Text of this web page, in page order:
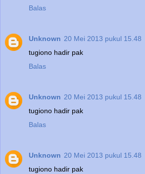
Balas
Unknown 20 Mei 2013 pukul 15.48
tugiono hadir pak
Balas
Unknown 20 Mei 2013 pukul 15.48
tugiono hadir pak
Balas
Unknown 20 Mei 2013 pukul 15.48
tugiono hadir pak